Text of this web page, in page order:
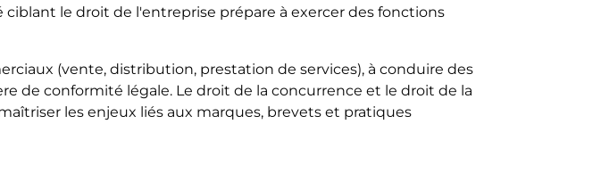
le droit de l'entreprise prépare à exercer des fonctions
(vente, distribution, prestation de services), à conduire des
de conformité légale. Le droit de la concurrence et le droit de la
les enjeux liés aux marques, brevets et pratiques